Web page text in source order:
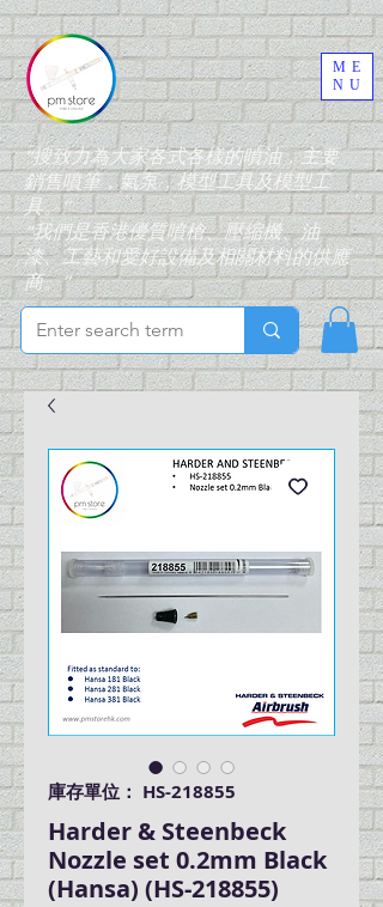
“搜致力為大家各式各樣的噴油，主要
銷售噴筆，氣泵，模型工具及模型工
具。”
“我們是香港優質噴槍、壓縮機、油
漆、工藝和愛好設備及相關材料的供應
商。”
ME
NU
庫存單位： HS-218855
Harder & Steenbeck
Nozzle set 0.2mm Black
(Hansa) (HS-218855)